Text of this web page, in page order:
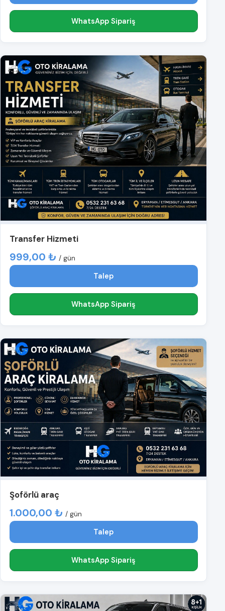
WhatsApp Sipariş
Transfer Hizmeti
999,00 ₺ / gün
Talep
WhatsApp Sipariş
Şoförlü araç
1.000,00 ₺ / gün
Talep
WhatsApp Sipariş